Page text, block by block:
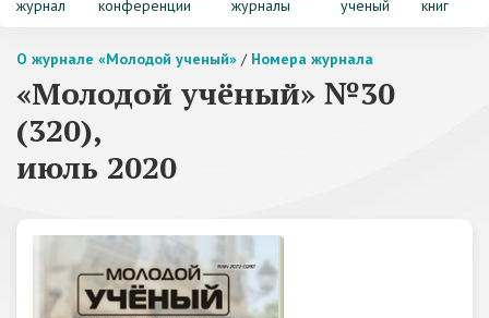
журнал
конференции
журналы
ученый
книг
О журнале «Молодой ученый» / Номера журнала
«Молодой учёный» №30
(320),
июль 2020